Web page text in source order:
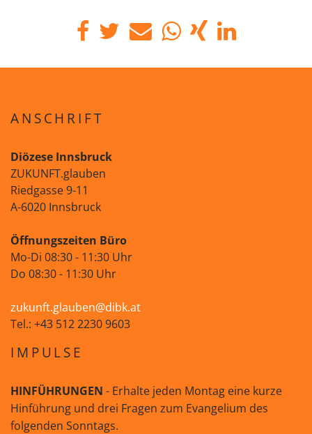
ANSCHRIFT
Diözese Innsbruck
ZUKUNFT.glauben
Riedgasse 9-11
A-6020 Innsbruck
Öffnungszeiten Büro
Mo-Di 08:30 - 11:30 Uhr
Do 08:30 - 11:30 Uhr
zukunft.glauben@dibk.at
Tel.: +43 512 2230 9603
IMPULSE
HINFÜHRUNGEN - Erhalte jeden Montag eine kurze
Hinführung und drei Fragen zum Evangelium des
folgenden Sonntags.